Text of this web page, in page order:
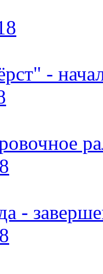
-
-